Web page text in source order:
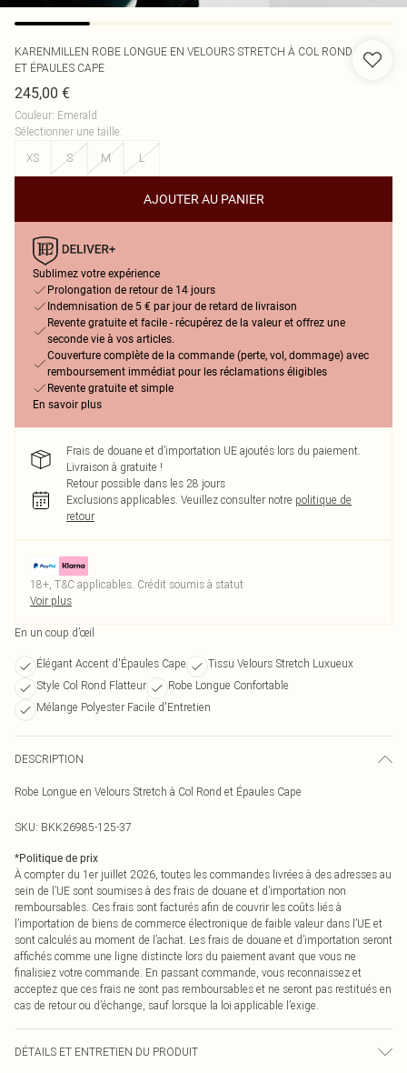
KARENMILLEN ROBE LONGUE EN VELOURS STRETCH À COL ROND
ET ÉPAULES CAPE
245,00 €
Couleur: Emerald
Sélectionner une taille:
XS
S M L
AJOUTER AU PANIER
Sublimez votre expérience
Prolongation de retour de 14 jours
Indemnisation de 5 € par jour de retard de livraison
Revente gratuite et facile - récupérez de la valeur et offrez une
seconde vie à vos articles.
Couverture complète de la commande (perte, vol, dommage) avec
remboursement immédiat pour les réclamations éligibles
Revente gratuite et simple
En savoir plus
Frais de douane et d’importation UE ajoutés lors du paiement.
Livraison à gratuite !
Retour possible dans les 28 jours
Exclusions applicables. Veuillez consulter notre politique de
retour
18+, T&C applicables. Crédit soumis à statut
Voir plus
En un coup d’œil
Élégant Accent d'Épaules Cape
Tissu Velours Stretch Luxueux
Style Col Rond Flatteur
Robe Longue Confortable
Mélange Polyester Facile d'Entretien
DESCRIPTION
Robe Longue en Velours Stretch à Col Rond et Épaules Cape
SKU: BKK26985-125-37
*Politique de prix
À compter du 1er juillet 2026, toutes les commandes livrées à des adresses au
sein de l’UE sont soumises à des frais de douane et d’importation non
remboursables. Ces frais sont facturés afin de couvrir les coûts liés à
l’importation de biens de commerce électronique de faible valeur dans l’UE et
sont calculés au moment de l’achat. Les frais de douane et d’importation seront
affichés comme une ligne distincte lors du paiement avant que vous ne
finalisiez votre commande. En passant commande, vous reconnaissez et
acceptez que ces frais ne sont pas remboursables et ne seront pas restitués en
cas de retour ou d’échange, sauf lorsque la loi applicable l’exige.
DÉTAILS ET ENTRETIEN DU PRODUIT